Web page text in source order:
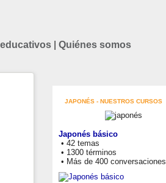
Quiénes somos
JAPONÉS - NUESTROS CURSOS
Japonés básico
• 42 temas
• 1300 términos
• Más de 400 conversaciones